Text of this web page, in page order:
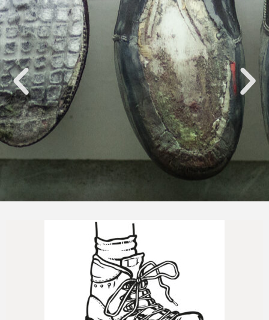
Naprawimy Twoje buty trekkingowe
Jeszcze...